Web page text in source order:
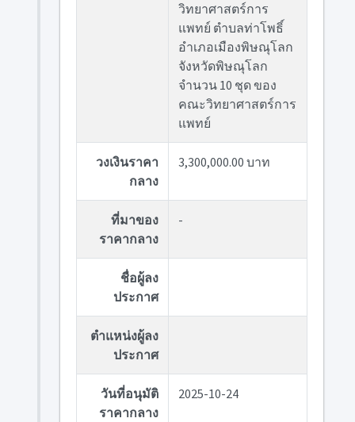
วิทยาศาสตร์การ
แพทย์ ตำบลท่าโพธิ์
อำเภอเมืองพิษณุโลก
จังหวัดพิษณุโลก
จำนวน 10 ชุด ของ
คณะวิทยาศาสตร์การ
แพทย์
วงเงินราคา
กลาง
3,300,000.00 บาท
ที่มาของ
ราคากลาง
-
ชื่อผู้ลง
ประกาศ
ตำแหน่งผู้ลง
ประกาศ
วันที่อนุมัติ
ราคากลาง
2025-10-24